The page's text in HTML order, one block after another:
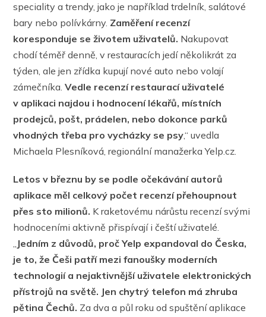
speciality a trendy, jako je například trdelník, salátové
bary nebo polívkárny. Zaměření recenzí
koresponduje se životem uživatelů. Nakupovat
chodí téměř denně, v restauracích jedí několikrát za
týden, ale jen zřídka kupují nové auto nebo volají
zámečníka.Vedle recenzí restaurací uživatelé
v aplikaci najdou i hodnocení lékařů, místních
prodejců, pošt, prádelen, nebo dokonce parků
vhodných třeba pro vycházky se psy,“ uvedla
Michaela Plesníková, regionální manažerka Yelp.cz.
Letos v březnu by se podle očekávání autorů
aplikace měl celkový počet recenzí přehoupnout
přes sto milionů. K raketovému nárůstu recenzí svými
hodnoceními aktivně přispívají i čeští uživatelé.
„ Jedním z důvodů, proč Yelp expandoval do Česka,
je to, že Češi patří mezi fanoušky moderních
technologií a nejaktivnější uživatele elektronických
přístrojů na světě. Jen chytrý telefon má zhruba
pětina Čechů. Za dva a půl roku od spuštění aplikace